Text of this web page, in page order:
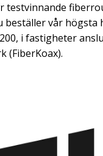
testvinnande
beställer vår högsta
i fastigheter
(FiberKoax).